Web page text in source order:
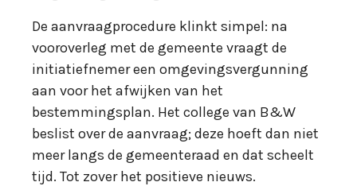
De aanvraagprocedure klinkt simpel: na
vooroverleg met de gemeente vraagt de
initiatiefnemer een omgevingsvergunning
aan voor het afwijken van het
bestemmingsplan. Het college van B&W
beslist over de aanvraag; deze hoeft dan niet
meer langs de gemeenteraad en dat scheelt
tijd. Tot zover het positieve nieuws.